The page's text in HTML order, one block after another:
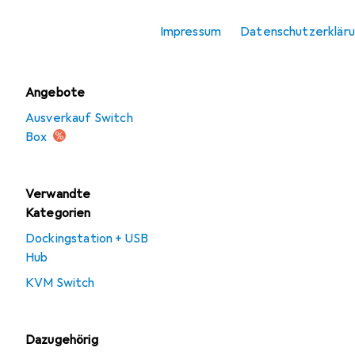
Impressum
Angebote
Ausverkauf Switch
Box
Verwandte
Kategorien
Dockingstation + USB
Hub
KVM Switch
Dazugehörig